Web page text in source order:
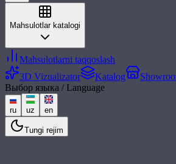
Mahsulotlar katalogi
Mahsulotlarni taqqoslash
3D Vizualizator
Katalog
Выбор языка / Language
ru uz en
Tungi rejim